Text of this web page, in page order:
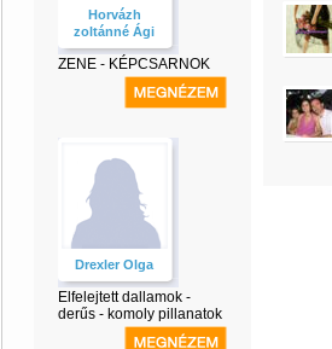
Horvázh
zoltánné Ági
ZENE - KÉPCSARNOK
Drexler Olga
Elfelejtett dallamok -
derűs - komoly pillanatok